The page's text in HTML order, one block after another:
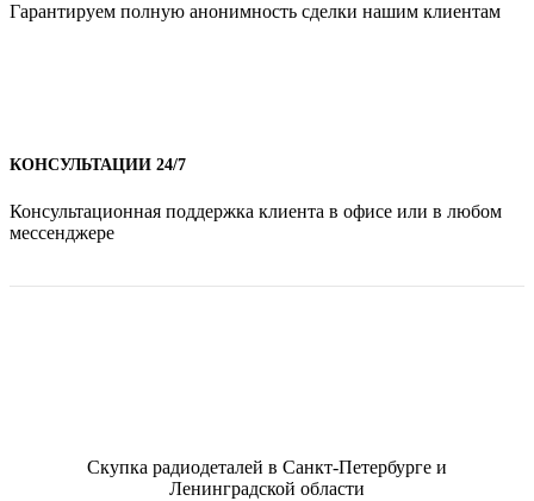
Гарантируем полную анонимность сделки нашим клиентам
КОНСУЛЬТАЦИИ 24/7
Консультационная поддержка клиента в офисе или в любом
мессенджере
Скупка радиодеталей в Санкт-Петербурге и
Ленинградской области